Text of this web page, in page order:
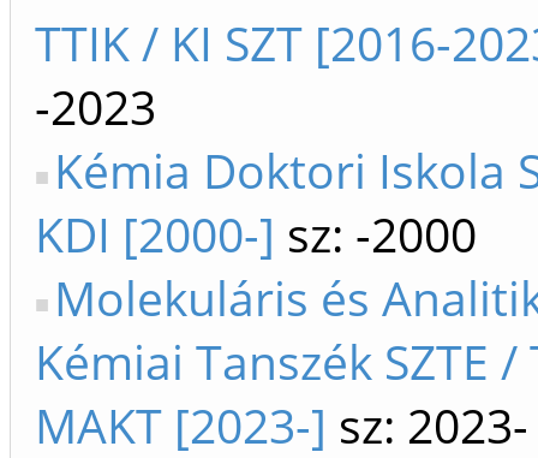
TTIK / KI SZT [2016-
-2023
Kémia Doktori Iskola
KDI [2000-] sz: -2000
Molekuláris és
Kémiai Tanszék SZTE /
MAKT [2023-] sz: 2023-